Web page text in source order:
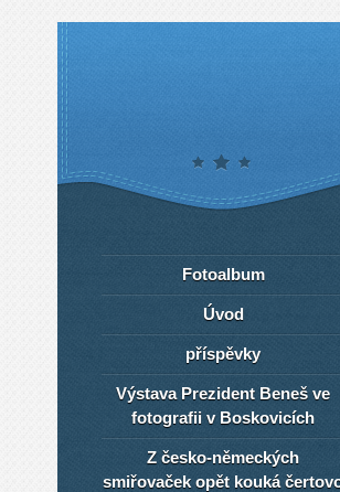
Fotoalbum
Úvod
příspěvky
Výstava Prezident Beneš ve
fotografii v Boskovicích
Z česko-německých
smiřovaček opět kouká